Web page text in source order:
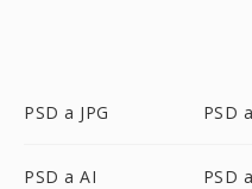
PSD a JPG PSD
PSD a AI PSD